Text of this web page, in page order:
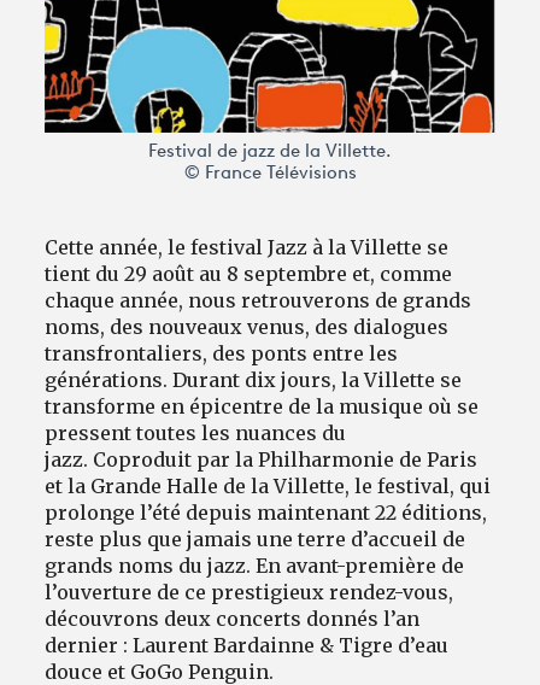
connexion
Festival de jazz de la Villette.
© France Télévisions
Cette année, le festival Jazz à la Villette se
tient du 29 août au 8 septembre et, comme
chaque année, nous retrouverons de grands
noms, des nouveaux venus, des dialogues
transfrontaliers, des ponts entre les
générations. Durant dix jours, la Villette se
transforme en épicentre de la musique où se
pressent toutes les nuances du
jazz. Coproduit par la Philharmonie de Paris
et la Grande Halle de la Villette, le festival, qui
prolonge l’été depuis maintenant 22 éditions,
reste plus que jamais une terre d’accueil de
grands noms du jazz. En avant-première de
l’ouverture de ce prestigieux rendez-vous,
découvrons deux concerts donnés l’an
dernier : Laurent Bardainne & Tigre d’eau
douce et GoGo Penguin.